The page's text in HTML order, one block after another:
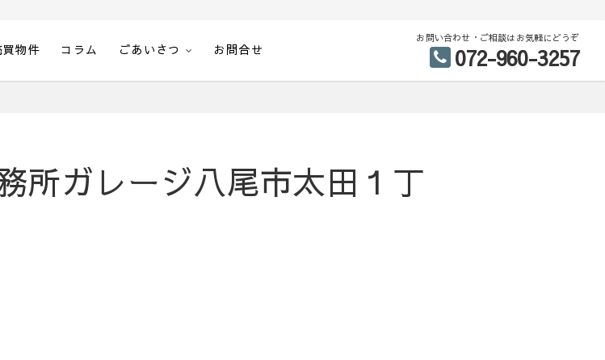
画エステート
物件 コラム ごあいさつ お問合せ
お問い合わせ・ご相談はお気軽にどうぞ
072-960-3257
所ガレージ八尾市太田１丁